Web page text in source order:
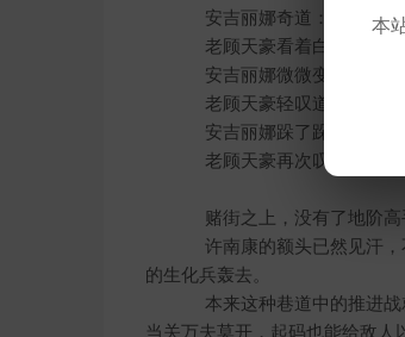
本
安吉丽娜奇道：“这小猫也
老顾天豪看着白晓飞等人
安吉丽娜微微变色：“那小
老顾天豪轻叹道：“危险的
安吉丽娜跺了跺脚，咬牙道
老顾天豪再次叹了一声，
赌街之上，没有了地阶高
许南康的额头已然见汗，
的生化兵轰去。
本来这种巷道中的推进战
当关万夫莫开，起码也能给敌人